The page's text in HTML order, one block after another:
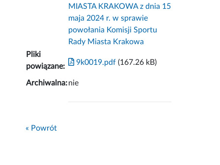
MIASTA KRAKOWA z dnia 15
maja 2024 r. w sprawie
powołania Komisji Sportu
Rady Miasta Krakowa
Pliki
powiązane:
9k0019.pdf (167.26 kB)
Archiwalna:nie
« Powrót